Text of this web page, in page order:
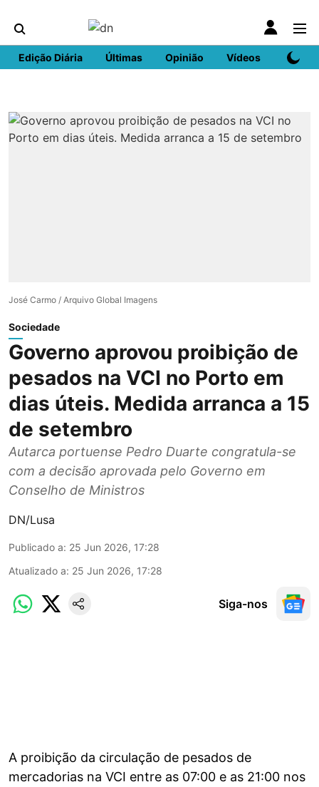
Edição Diária Últimas Opinião Vídeos DN
José Carmo / Arquivo Global Imagens
Sociedade
Governo aprovou proibição de
pesados na VCI no Porto em
dias úteis. Medida arranca a 15
de setembro
Autarca portuense Pedro Duarte congratula-se
com a decisão aprovada pelo Governo em
Conselho de Ministros
DN/Lusa
Publicado a: 25 Jun 2026, 17:28
Atualizado a: 25 Jun 2026, 17:28
Siga-nos
A proibição da circulação de pesados de
mercadorias na VCI entre as 07:00 e as 21:00 nos